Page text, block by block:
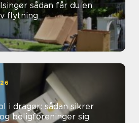
får du en
flytning
i dragør: sådan sikrer
boligforeninger sig